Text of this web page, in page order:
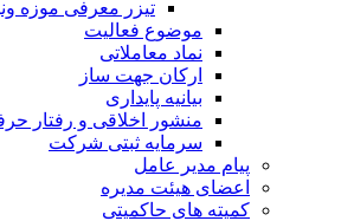
تیزر معرفی موزه
موضوع فعالیت
نماد معاملاتی
ارکان جهت ساز
بیانیه پایداری
منشور اخلاقی و رفتار
سرمایه ثبتی شرکت
پیام مدیر عامل
اعضای هیئت مدیره
کمیته های حاکمیتی